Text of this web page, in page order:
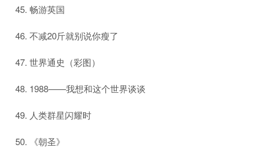
畅游英国
不减20斤就别说你瘦了
世界通史（彩图）
1988——我想和这个世界谈谈
人类群星闪耀时
《朝圣》